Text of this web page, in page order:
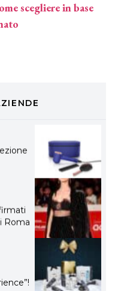
scegliere in base
I
Roma